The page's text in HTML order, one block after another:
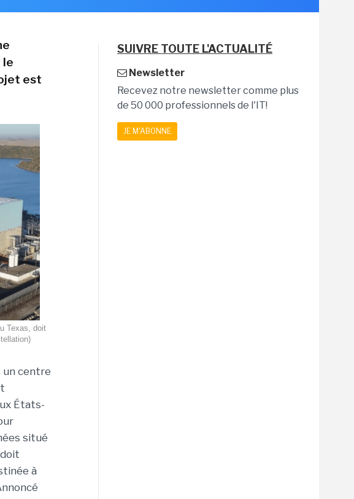
le
est
Texas, doit
un centre
États-
situé
à
SUIVRE TOUTE L'ACTUALITÉ
Newsletter
Recevez notre newsletter comme plus
de 50 000 professionnels de l'IT!
JE M'ABONNE